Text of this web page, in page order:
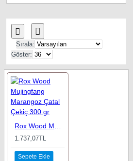
Sırala:
Göster:
Rox Wood Mujingfang Marangoz Çatal Çekiç 300 gr
1.737,07TL
Sepete Ekle